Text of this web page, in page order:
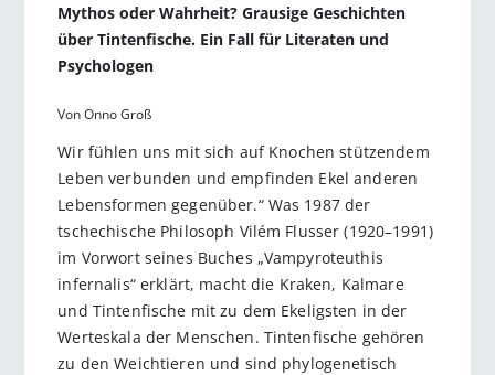
Mythos oder Wahrheit? Grausige Geschichten
über Tintenfische. Ein Fall für Literaten und
Psychologen
Von Onno Groß
Wir fühlen uns mit sich auf Knochen stützendem
Leben verbunden und empfinden Ekel anderen
Lebensformen gegenüber.“ Was 1987 der
tschechische Philosoph Vilém Flusser (1920–1991)
im Vorwort seines Buches „Vampyroteuthis
infernalis“ erklärt, macht die Kraken, Kalmare
und Tintenfische mit zu dem Ekeligsten in der
Werteskala der Menschen. Tintenfische gehören
zu den Weichtieren und sind phylogenetisch